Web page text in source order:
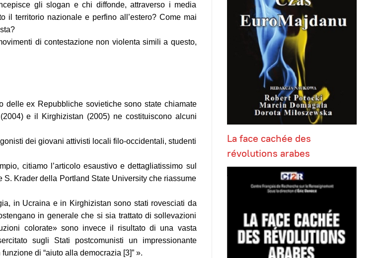
gli slogan e chi diffonde, attraverso i media
territorio nazionale e perfino all’estero? Come mai
di contestazione non violenta simili a questo,
delle ex Repubbliche sovietiche sono state chiamate
e il Kirghizistan (2005) ne costituiscono alcuni
dei giovani attivisti locali filo-occidentali, studenti
citiamo l’articolo esaustivo e dettagliatissimo sul
Krader della Portland State University che riassume
in Ucraina e in Kirghizistan sono stati rovesciati da
in generale che si sia trattato di sollevazioni
colorate» sono invece il risultato di una vasta
sugli Stati postcomunisti un impressionante
di “aiuto alla democrazia [3]” ».
La face cachée des
révolutions arabes